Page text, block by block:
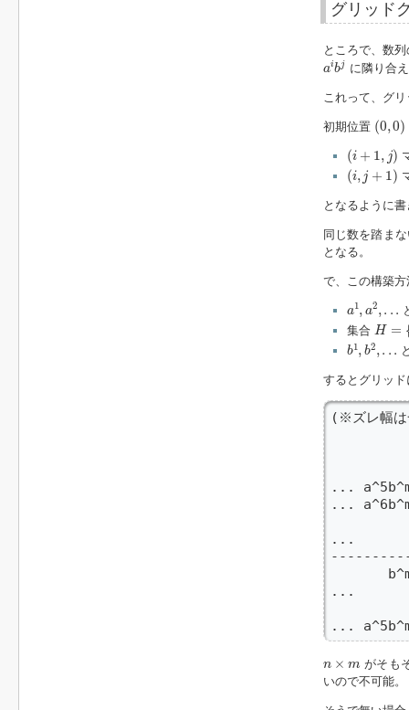
グリッド
ところで、数
aibj
aibj
に隣り合
これって、グ
初期位置 (0,0)
(0, 0)
(i + 1, j)
(i + 1 j)
(i, j + 1)
(i , + )
となるように
同じ数を踏ま
となる。
で、この構築
a1, a2,. . .
1 2
集合 H =
H=
b1, b2,. . .
b 1 b2
するとグリッ
(※ズレ幅
...
...
...
...
...
n × m
n×m
がそも
いので不可能。